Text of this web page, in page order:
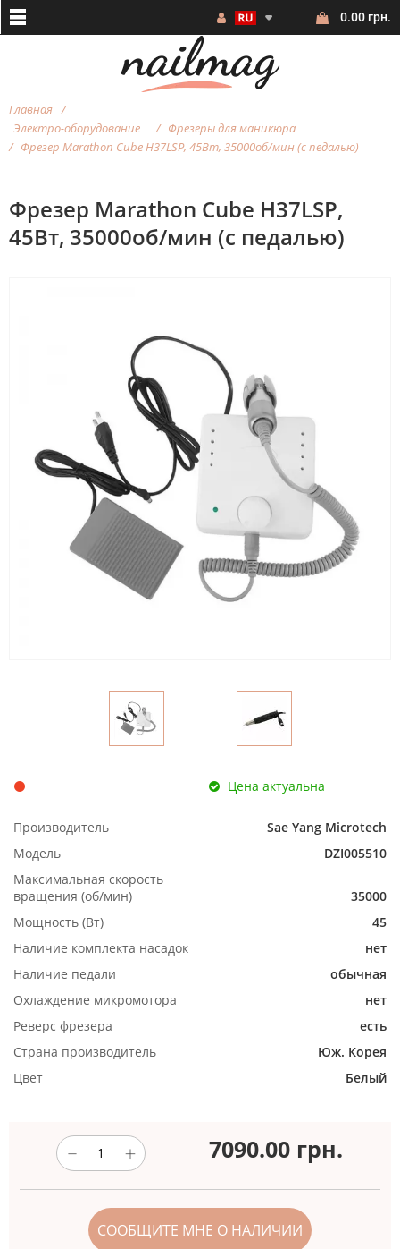
0.00 грн.
Главная
Электро-оборудование
Фрезеры для маникюра
Фрезер Marathon Cube H37LSP, 45Вт, 35000об/мин (с педалью)
Фрезер Marathon Cube H37LSP,
45Вт, 35000об/мин (с педалью)
Цена актуальна
Производитель
Sae Yang Microtech
Модель
DZI005510
Максимальная скорость
вращения (об/мин)
35000
Мощность (Вт)
45
Наличие комплекта насадок
нет
Наличие педали
обычная
Охлаждение микромотора
нет
Реверс фрезера
есть
Страна производитель
Юж. Корея
Цвет
Белый
7090.00 грн.
СООБЩИТЕ МНЕ О НАЛИЧИИ